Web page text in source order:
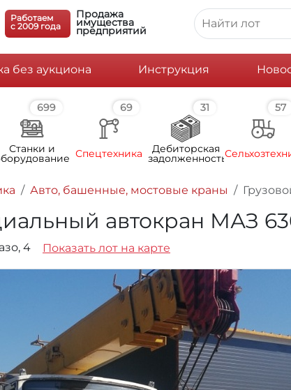
Работаем
c 2009 года
Продажа
имущества
предприятий
без аукциона Инструкция
699
Станки и
69
Спецтехника
31
Дебиторская
задолженность
57
Авто, башенные, мостовые краны
автокран МАЗ
4 Показать лот на карте